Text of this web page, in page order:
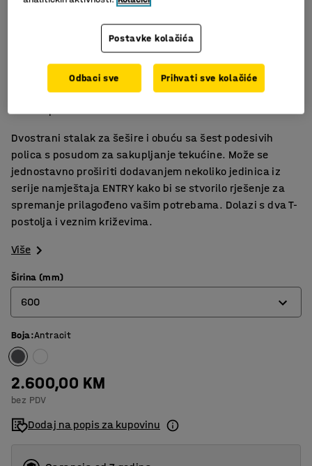
Jenostavno čišćenje
S posudom za sakupljanje tekućina
Dvostrani stalak za šešire i obuću sa šest podesivih
polica s posudom za sakupljanje tekućine. Može se
jednostavno proširiti dodavanjem nekoliko jedinica iz
serije namještaja ENTRY kako bi se stvorilo rješenje za
spremanje prilagođeno vašim potrebama. Dolazi s dva T-
postolja i veznim križevima.
Više
Širina (mm)
600
600
900
Boja:Antracit
2.600,00 KM
bez PDV
Dodaj na popis za kupovinu
Postavke kolačića
Odbaci sve Prihvati sve kolačiće